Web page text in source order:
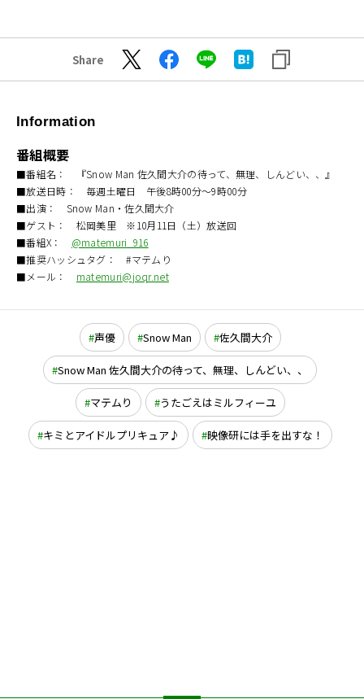
Share
Information
番組概要
■番組名： 『Snow Man 佐久間大介の待って、無理、しんどい、、』
■放送日時： 毎週土曜日 午後8時00分～9時00分
■出演： Snow Man・佐久間大介
■ゲスト： 松岡美里 ※10月11日（土）放送回
■番組X： @matemuri_916
■推奨ハッシュタグ： #マテムり
■メール： matemuri@joqr.net
声優 Snow Man 佐久間大介
Snow Man 佐久間大介の待って、無理、しんどい、、
マテムり うたごえはミルフィーユ
キミとアイドルプリキュア♪ 映像研には手を出すな！